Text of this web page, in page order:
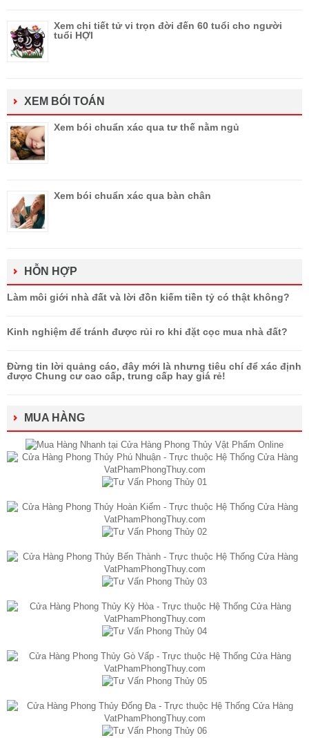
Xem chi tiết tử vi trọn đời đến 60 tuổi cho người
tuổi HỢI
XEM BÓI TOÁN
Xem bói chuẩn xác qua tư thế nằm ngủ
Xem bói chuẩn xác qua bàn chân
HỖN HỢP
Làm môi giới nhà đất và lời đồn kiếm tiền tỷ có thật không?
Kinh nghiệm để tránh được rủi ro khi đặt cọc mua nhà đất?
Đừng tin lời quảng cáo, đây mới là nhưng tiêu chí để xác định
được Chung cư cao cấp, trung cấp hay giá rẻ!
MUA HÀNG